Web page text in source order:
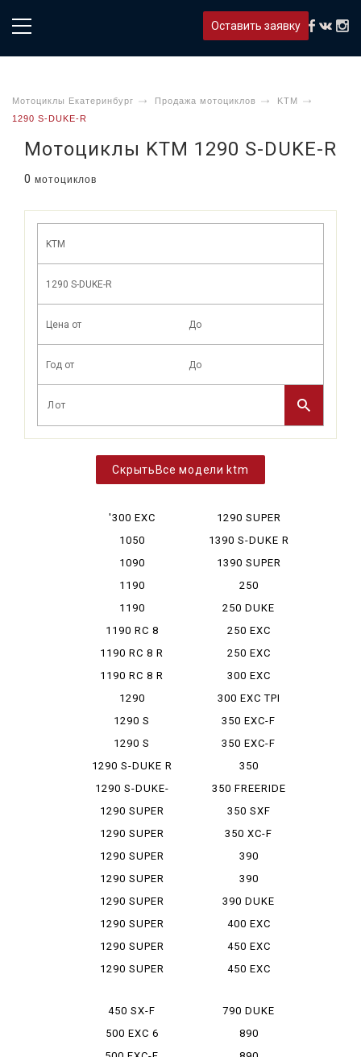
Оставить заявку
Мотоциклы Екатеринбург Продажа мотоциклов
KTM
1290 S-DUKE-R
Мотоциклы KTM 1290 S-DUKE-R
0 мотоциклов
Все модели ktm
'300 EXC
1050
ADVENTURE
1090
ADVENTURE
1190
ADVENTURE
1190
ADVENTURE R
1190 RC 8
1190 RC 8 R
1190 RC 8 R
LIMITED
1290
ADVENTURE
1290 S
ADVENTURE
1290 S
ADVENTURE R
1290 S-DUKE R
EVO
1290 S-DUKE-
R
1290 SUPER
ADVENT...
1290 SUPER
ADVENT...
1290 SUPER
ADVENT...
1290 SUPER
DUKE GT
1290 SUPER
DUKE R
1290 SUPER
DUKE R...
1290 SUPER
ADOBENR
1290 SUPER
1290 SUPER
DUKE
1390 S-DUKE R
EVO
1390 SUPER
DUKE R...
250
ADVENTURE
250 DUKE
250 EXC
250 EXC
RACING
300 EXC
SIXDAYS
300 EXC TPI
SIXDAYS
350 EXC-F
350 EXC-F
SIXDAYS
350
FREERAIDO
350 FREERIDE
350 SXF
350 XC-F
390
ADVENTURE
390
ADVENTURE
SW
390 DUKE
400 EXC
RACING
450 EXC
450 EXC
450 SX-F
500 EXC 6
DAYS
790 DUKE
890
ADVENTURE